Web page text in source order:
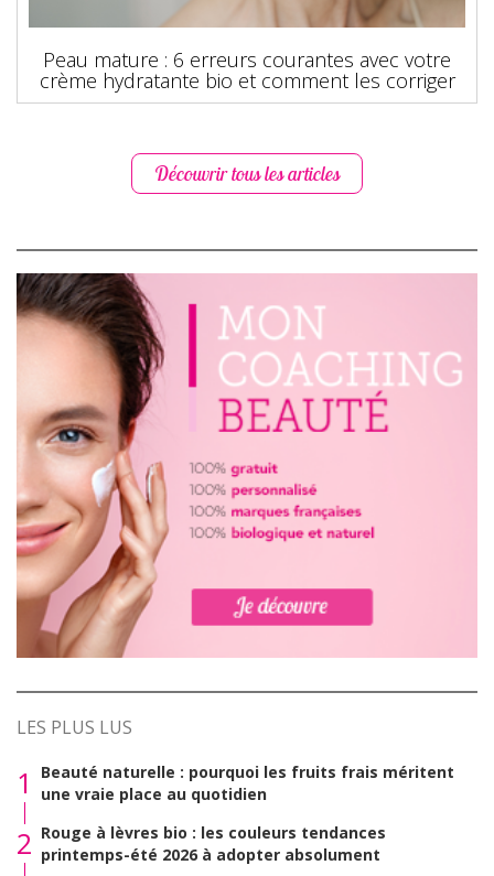
Peau mature : 6 erreurs courantes avec votre
crème hydratante bio et comment les corriger
Découvrir tous les articles
LES PLUS LUS
1
Beauté naturelle : pourquoi les fruits frais méritent
une vraie place au quotidien
2 Rouge à lèvres bio : les couleurs tendances
printemps-été 2026 à adopter absolument